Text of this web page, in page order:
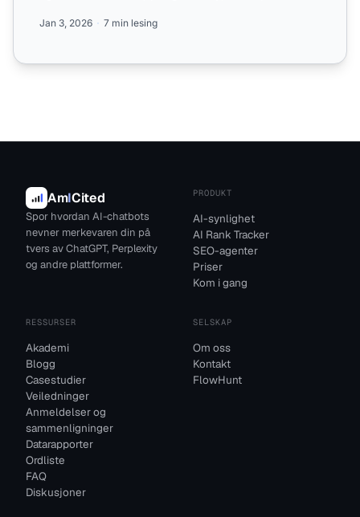
Jan 3, 2026 7 min lesing
AmICited
Spor hvordan AI-chatbots
nevner merkevaren din på
tvers av ChatGPT, Perplexity
og andre plattformer.
PRODUKT
AI-synlighet
AI Rank Tracker
SEO-agenter
Priser
Kom i gang
RESSURSER
Akademi
Blogg
Casestudier
Veiledninger
Anmeldelser og
sammenligninger
Datarapporter
Ordliste
FAQ
Diskusjoner
SELSKAP
Om oss
Kontakt
FlowHunt